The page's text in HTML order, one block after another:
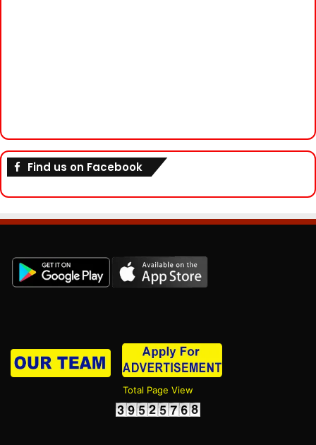
Find us on Facebook
Total Page View